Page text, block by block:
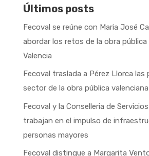
Últimos posts
Fecoval se reúne con Maria José
abordar los retos de la obra pública
Valencia
Fecoval traslada a Pérez Llorca las
sector de la obra pública valenciana
Fecoval y la Conselleria de
trabajan en el impulso de
personas mayores
Fecoval distingue a Margarita